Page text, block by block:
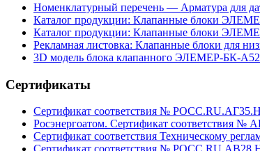
Номенклатурный перечень — Арматура для
Каталог продукции: Клапанные блоки
Каталог продукции: Клапанные блоки
Рекламная листовка: Клапанные блоки для
3D модель блока клапанного ЭЛЕМЕР-БК-
Сертификаты
Сертификат соответствия №
Росэнергоатом. Сертификат соответствия №
Сертификат соответствия Техническому